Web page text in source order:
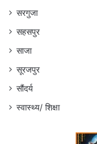
सरगुजा
सहसपुर
साजा
सूरजपुर
सौंदर्य
स्वास्थ्य/ शिक्षा